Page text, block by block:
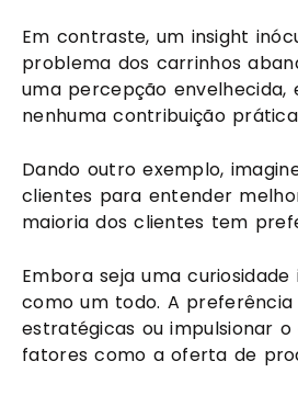
Em contraste, um insight
problema dos carrinhos
uma percepção
nenhuma contribuição
Dando outro exemplo,
clientes para entender
maioria dos clientes tem
Embora seja uma
como um todo. A
estratégicas ou impulsionar
fatores como a oferta de